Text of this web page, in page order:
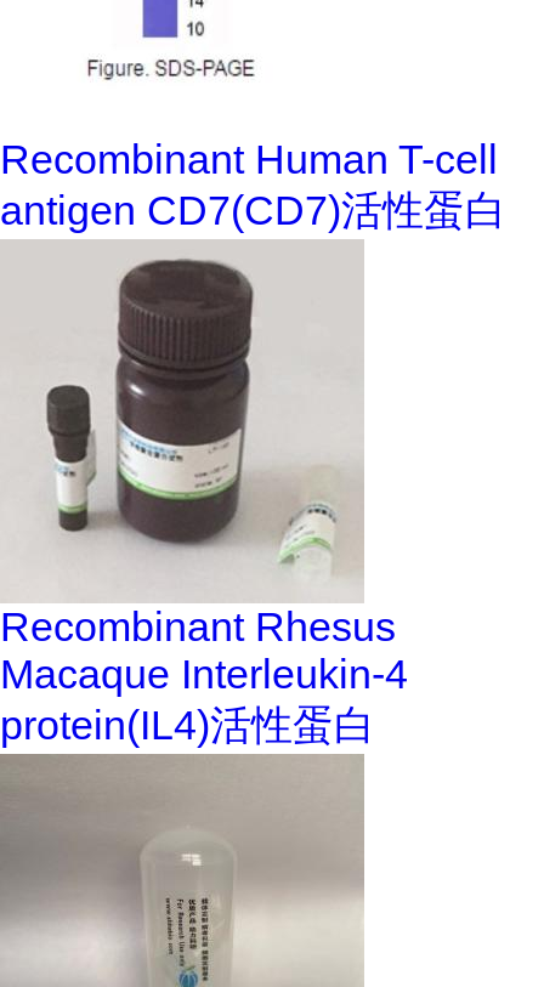
Recombinant Human T-cell
antigen CD7(CD7)活性蛋白
Recombinant Rhesus
Macaque Interleukin-4
protein(IL4)活性蛋白